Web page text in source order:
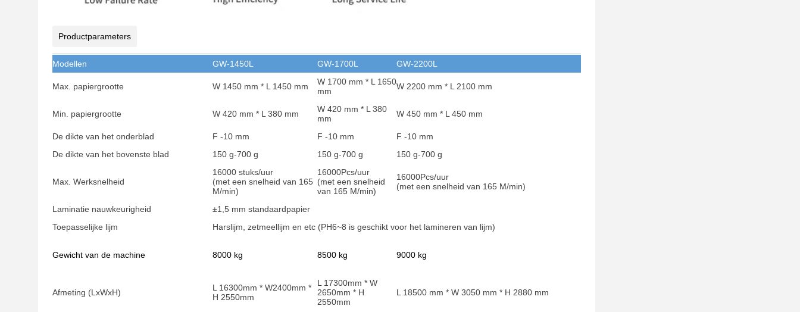
Productparameters
Modellen GW-1450L GW-1700L GW-2200L
Max. papiergrootte W 1450 mm * L 1450 mm
W 1700 mm * L 1650
mm
W 2200 mm * L 2100 mm
Min. papiergrootte W 420 mm * L 380 mm
W 420 mm * L 380
mm
W 450 mm * L 450 mm
De dikte van het onderblad F -10 mm F -10 mm
F -10 mm
De dikte van het bovenste blad
150 g-700 g 150 g-700 g 150 g-700 g
Max. Werksnelheid
16000 stuks/uur
(met een snelheid van 165
M/min)
16000Pcs/uur
(met een snelheid
van 165 M/min)
16000Pcs/uur
(met een snelheid van 165 M/min)
Laminatie nauwkeurigheid
±1,5 mm standaardpapier
Toepasselijke lijm
Harslijm, zetmeellijm en etc (PH6~8 is geschikt voor het lamineren van lijm)
Gewicht van de machine 8000 kg 8500 kg 9000 kg
Afmeting (LxWxH)
L 16300mm * W2400mm *
H 2550mm
L 17300mm * W
2650mm * H
2550mm
L 18500 mm * W 3050 mm * H 2880 mm